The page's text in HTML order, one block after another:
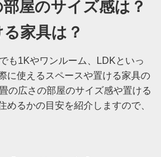
屋のサイズ感は？
家具は？
も1Kやワンルーム、LDKといっ
に使えるスペースや置ける家具の
の広さの部屋のサイズ感や置ける
めるかの目安を紹介しますので、